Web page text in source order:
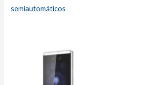
semiautomáticos